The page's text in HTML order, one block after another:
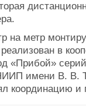
на метр
в
имени В. В.
координацию и